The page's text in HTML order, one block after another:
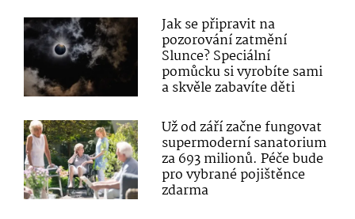
Jak se připravit na
pozorování zatmění
Slunce? Speciální
pomůcku si vyrobíte sami
a skvěle zabavíte děti
Už od září začne fungovat
supermoderní sanatorium
za 693 milionů. Péče bude
pro vybrané pojištěnce
zdarma